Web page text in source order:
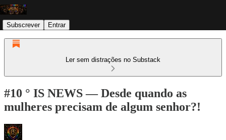
Subscrever Entrar
Ler sem distrações no Substack
#10 ° IS NEWS — Desde quando as
mulheres precisam de algum senhor?!